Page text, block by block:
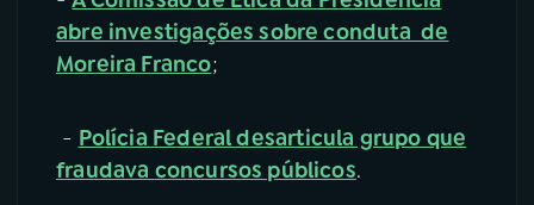
abre investigações sobre conduta de
Moreira Franco;
- Polícia Federal desarticula grupo que
fraudava concursos públicos.